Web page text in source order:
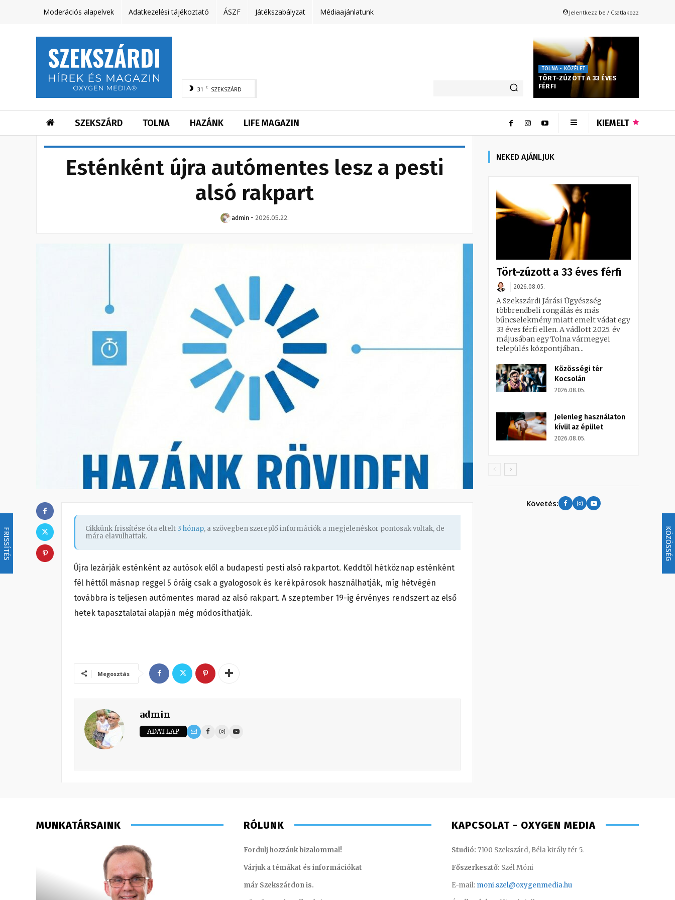
FRISSÍTÉS KÖZÖSSÉG
Moderációs alapelvek Adatkezelési tájékoztató ÁSZF Játékszabályzat Médiaajánlatunk Jelentkezz be / Csatlakozz
31 C SZEKSZÁRD
TOLNA - KÖZÉLET
TÖRT-ZÚZOTT A 33 ÉVES
FÉRFI
SZEKSZÁRD TOLNA HAZÁNK LIFE MAGAZIN KIEMELT
Esténként újra autómentes lesz a pesti
alsó rakpart
admin - 2026.05.22.
Cikkünk frissítése óta eltelt 3 hónap, a szövegben szereplő információk a megjelenéskor pontosak voltak, de
mára elavulhattak.
Újra lezárják esténként az autósok elől a budapesti pesti alsó rakpartot. Keddtől hétköznap esténként
fél héttől másnap reggel 5 óráig csak a gyalogosok és kerékpárosok használhatják, míg hétvégén
továbbra is teljesen autómentes marad az alsó rakpart. A szeptember 19-ig érvényes rendszert az első
hetek tapasztalatai alapján még módosíthatják.
Megosztás
admin
ADATLAP
NEKED AJÁNLJUK
Tört-zúzott a 33 éves férfi
2026.08.05.
A Szekszárdi Járási Ügyészség
többrendbeli rongálás és más
bűncselekmény miatt emelt vádat egy
33 éves férfi ellen. A vádlott 2025. év
májusában egy Tolna vármegyei
település központjában...
Közösségi tér
Kocsolán
2026.08.05.
Jelenleg használaton
kívül az épület
2026.08.05.
Követés:
MUNKATÁRSAINK RÓLUNK
Fordulj hozzánk bizalommal!
Várjuk a témákat és információkat
már Szekszárdon is.
KAPCSOLAT - OXYGEN MEDIA
Studió: 7100 Szekszárd, Béla király tér 5.
Főszerkesztő: Szél Móni
E-mail: moni.szel@oxygenmedia.hu